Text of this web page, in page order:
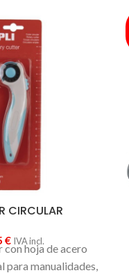
CIRCULAR
€ IVA incl.
hoja de acero
para manualidades,